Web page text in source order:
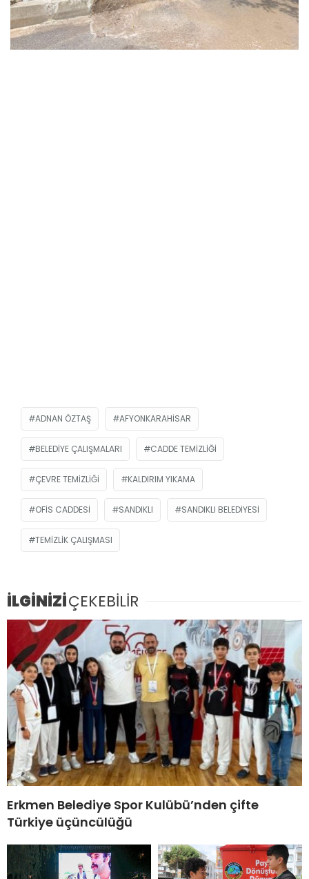
ADNAN ÖZTAŞ AFYONKARAHISAR
BELEDIYE ÇALIŞMALARI CADDE TEMIZLIĞI
ÇEVRE TEMIZLIĞI KALDIRIM YIKAMA
OFIS CADDESI SANDIKLI SANDIKLI BELEDIYESI
TEMIZLIK ÇALIŞMASI
İLGİNİZİÇEKEBİLİR
Erkmen Belediye Spor Kulübü’nden çifte
Türkiye üçüncülüğü